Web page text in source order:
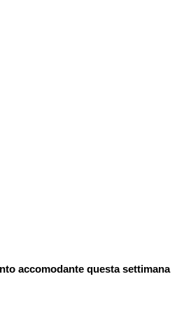
accomodante questa settimana